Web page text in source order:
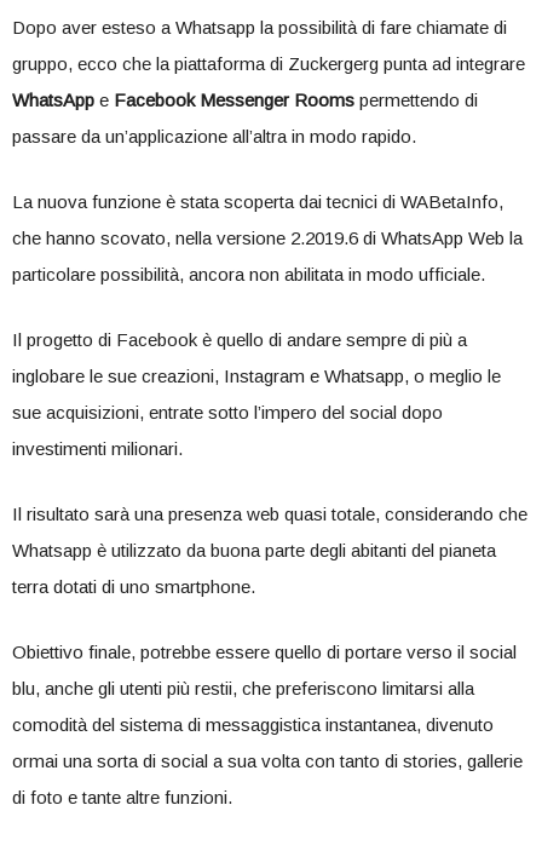
Dopo aver esteso a Whatsapp la possibilità di fare chiamate di
gruppo, ecco che la piattaforma di Zuckergerg punta ad integrare
WhatsApp e Facebook Messenger Rooms permettendo di
passare da un’applicazione all’altra in modo rapido.
La nuova funzione è stata scoperta dai tecnici di WABetaInfo,
che hanno scovato, nella versione 2.2019.6 di WhatsApp Web la
particolare possibilità, ancora non abilitata in modo ufficiale.
Il progetto di Facebook è quello di andare sempre di più a
inglobare le sue creazioni, Instagram e Whatsapp, o meglio le
sue acquisizioni, entrate sotto l’impero del social dopo
investimenti milionari.
Il risultato sarà una presenza web quasi totale, considerando che
Whatsapp è utilizzato da buona parte degli abitanti del pianeta
terra dotati di uno smartphone.
Obiettivo finale, potrebbe essere quello di portare verso il social
blu, anche gli utenti più restii, che preferiscono limitarsi alla
comodità del sistema di messaggistica instantanea, divenuto
ormai una sorta di social a sua volta con tanto di stories, gallerie
di foto e tante altre funzioni.